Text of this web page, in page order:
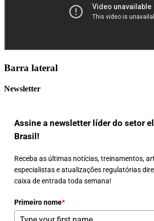
Barra lateral
Newsletter
Assine a newsletter líder do setor
Brasil!
Receba as últimas notícias, treinamentos,
especialistas e atualizações regulatórias
caixa de entrada toda semana!
Primeiro nome*